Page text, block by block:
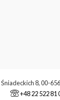
Śniadeckich 8, 00-
+48 22 522 81